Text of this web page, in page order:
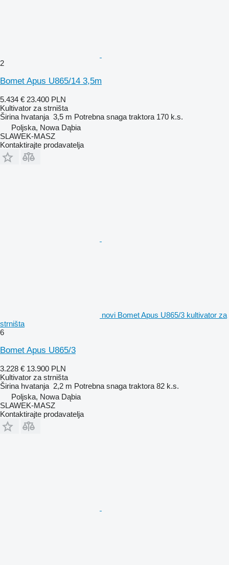
2
Bomet Apus U865/14 3,5m
5.434 € 23.400 PLN
Kultivator za strništa
Širina hvatanja 3,5 m Potrebna snaga traktora 170 k.s.
Poljska, Nowa Dąbia
SLAWEK-MASZ
Kontaktirajte prodavatelja
novi Bomet Apus U865/3 kultivator za
strništa
6
Bomet Apus U865/3
3.228 € 13.900 PLN
Kultivator za strništa
Širina hvatanja 2,2 m Potrebna snaga traktora 82 k.s.
Poljska, Nowa Dąbia
SLAWEK-MASZ
Kontaktirajte prodavatelja